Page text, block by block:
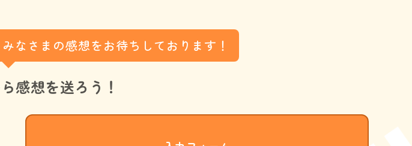
なさまの感想をお待ちしております！
感想を送ろう！